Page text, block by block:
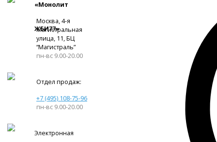
«Монолит
ЖБИ77»
Москва, 4-я
Магистральная
улица, 11, ​БЦ
“Магистраль”
пн-вс 9.00-20.00
Отдел продаж:
+7 (495) 108-75-96
пн-вс 9.00-20.00
Электронная